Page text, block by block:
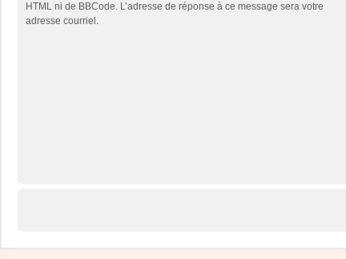
HTML ni de BBCode. L’adresse de réponse à ce message sera votre
adresse courriel.